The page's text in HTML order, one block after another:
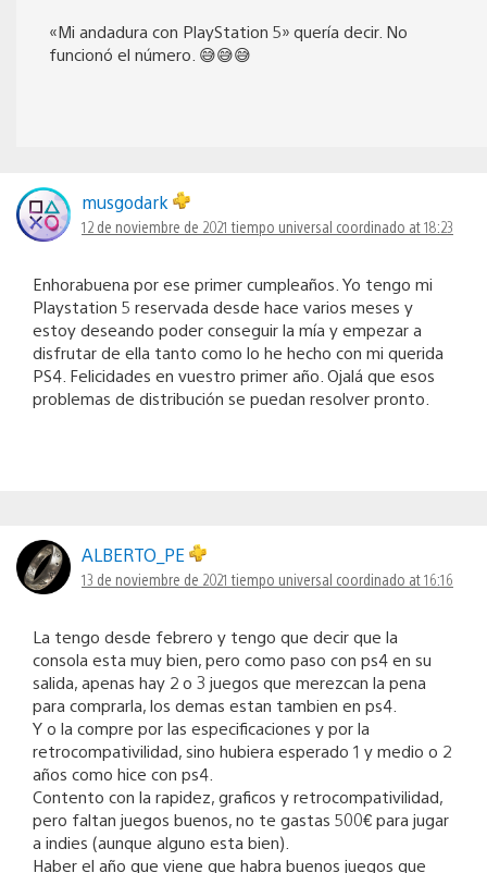
«Mi andadura con PlayStation 5» quería decir. No
funcionó el número. 😅😅😅
musgodark
12 de noviembre de 2021 tiempo universal coordinado at 18:23
Enhorabuena por ese primer cumpleaños. Yo tengo mi
Playstation 5 reservada desde hace varios meses y
estoy deseando poder conseguir la mía y empezar a
disfrutar de ella tanto como lo he hecho con mi querida
PS4. Felicidades en vuestro primer año. Ojalá que esos
problemas de distribución se puedan resolver pronto.
ALBERTO_PE
13 de noviembre de 2021 tiempo universal coordinado at 16:16
La tengo desde febrero y tengo que decir que la
consola esta muy bien, pero como paso con ps4 en su
salida, apenas hay 2 o 3 juegos que merezcan la pena
para comprarla, los demas estan tambien en ps4.
Y o la compre por las especificaciones y por la
retrocompativilidad, sino hubiera esperado 1 y medio o 2
años como hice con ps4.
Contento con la rapidez, graficos y retrocompativilidad,
pero faltan juegos buenos, no te gastas 500€ para jugar
a indies (aunque alguno esta bien).
Haber el año que viene que habra buenos juegos que